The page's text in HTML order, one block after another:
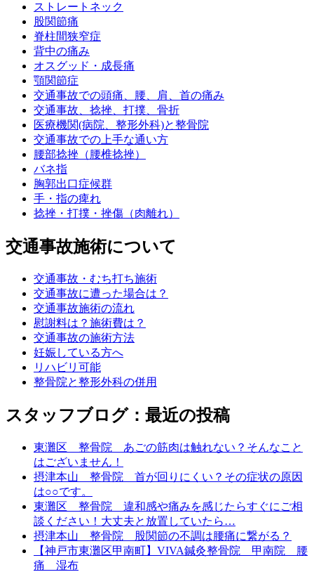
ストレートネック
股関節痛
脊柱間狭窄症
背中の痛み
オスグッド・成長痛
顎関節症
交通事故での頭痛、腰、肩、首の痛み
交通事故、捻挫、打撲、骨折
医療機関(病院、整形外科)と整骨院
交通事故での上手な通い方
腰部捻挫（腰椎捻挫）
バネ指
胸郭出口症候群
手・指の痺れ
捻挫・打撲・挫傷（肉離れ）
交通事故施術について
交通事故・むち打ち施術
交通事故に遭った場合は？
交通事故施術の流れ
慰謝料は？施術費は？
交通事故の施術方法
妊娠している方へ
リハビリ可能
整骨院と整形外科の併用
スタッフブログ：最近の投稿
東灘区 整骨院 あごの筋肉は触れない？そんなこと
はございません！
摂津本山 整骨院 首が回りにくい？その症状の原因
は○○です。
東灘区 整骨院 違和感や痛みを感じたらすぐにご相
談ください！大丈夫と放置していたら…
摂津本山 整骨院 股関節の不調は腰痛に繋がる？
【神戸市東灘区甲南町】VIVA鍼灸整骨院 甲南院 腰
痛 湿布